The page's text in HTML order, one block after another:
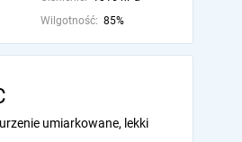
Wilgotność: 85%
umiarkowane, lekki